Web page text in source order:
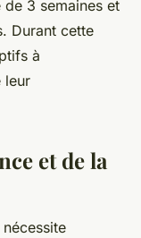
de 3 semaines et
Durant cette
à
leur
et de la